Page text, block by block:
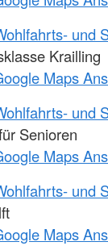
und
Krailling
Maps
und
Senioren
Maps
und
Maps